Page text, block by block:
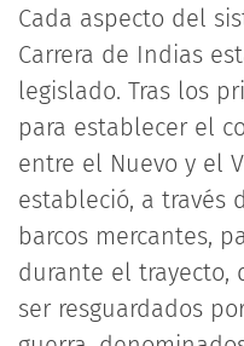
Cada aspecto del
Carrera de Indias
legislado. Tras los
para establecer el
entre el Nuevo y el
estableció, a través
barcos mercantes,
durante el trayecto,
ser resguardados